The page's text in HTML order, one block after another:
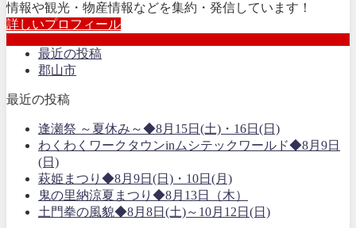
情報や観光・物産情報などを集約・発信しています！
詳しいプロフィール
最近の投稿
郡山市
最近の投稿
逢瀬祭 ～夏休み～◆8月15日(土)・16日(日)
わくわくワークタウンinムシテックワールド◆8月9日
(日)
萩姫まつり◆8月9日(日)・10日(月)
鬼の里納涼夏まつり◆8月13日（木）
土門拳の風貌◆8月8日(土)～10月12日(日)